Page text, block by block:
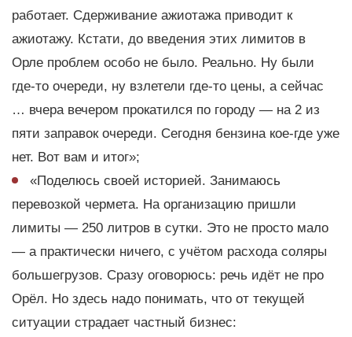
работает. Сдерживание ажиотажа приводит к
ажиотажу. Кстати, до введения этих лимитов в
Орле проблем особо не было. Реально. Ну были
где-то очереди, ну взлетели где-то цены, а сейчас
… вчера вечером прокатился по городу — на 2 из
пяти заправок очереди. Сегодня бензина кое-где уже
нет. Вот вам и итог»;
«Поделюсь своей историей. Занимаюсь
перевозкой чермета. На организацию пришли
лимиты — 250 литров в сутки. Это не просто мало
— а практически ничего, с учётом расхода соляры
большегрузов. Сразу оговорюсь: речь идёт не про
Орёл. Но здесь надо понимать, что от текущей
ситуации страдает частный бизнес: